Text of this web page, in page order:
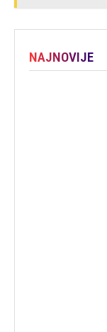
NAJNOVIJE